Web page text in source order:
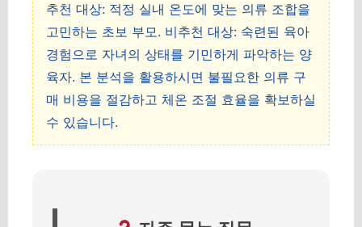
추천 대상: 적정 실내 온도에 맞는 의류 조합을
고민하는 초보 부모. 비추천 대상: 숙련된 육아
경험으로 자녀의 상태를 기민하게 파악하는 양
육자. 본 분석을 활용하시면 불필요한 의류 구
매 비용을 절감하고 체온 조절 효율을 확보하실
수 있습니다.